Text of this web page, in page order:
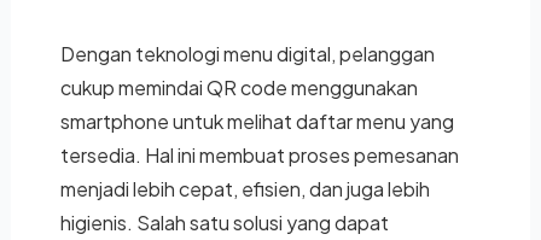
Dengan teknologi menu digital, pelanggan
cukup memindai QR code menggunakan
smartphone untuk melihat daftar menu yang
tersedia. Hal ini membuat proses pemesanan
menjadi lebih cepat, efisien, dan juga lebih
higienis. Salah satu solusi yang dapat